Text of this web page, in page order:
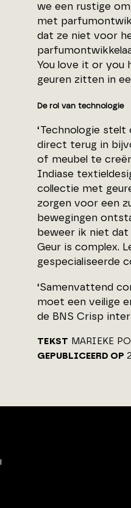
we een rustige
met
dat ze niet voor
You love it or you
geuren zitten in
De rol van technologie
‘Technologie
direct terug in
of meubel te
Indiase
collectie met
zorgen voor een
bewegingen
beweer ik niet
Geur is complex.
gespecialiseerde
‘Samenvattend
moet een veilige
de BNS Crisp
TEKST MARIEKE
GEPUBLICEERD OP